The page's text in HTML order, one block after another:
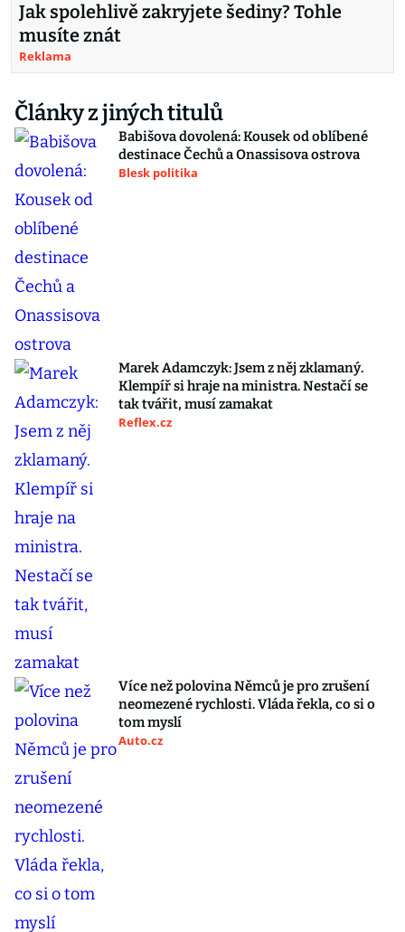
Jak spolehlivě zakryjete šediny? Tohle
musíte znát
Reklama
Články z jiných titulů
Babišova dovolená: Kousek od oblíbené
destinace Čechů a Onassisova ostrova
Blesk politika
Marek Adamczyk: Jsem z něj zklamaný.
Klempíř si hraje na ministra. Nestačí se
tak tvářit, musí zamakat
Reflex.cz
Více než polovina Němců je pro zrušení
neomezené rychlosti. Vláda řekla, co si o
tom myslí
Auto.cz